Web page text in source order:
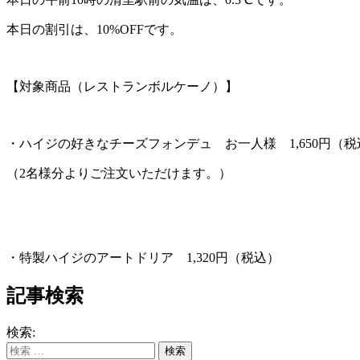
本日の割引は、10%OFFです。
【対象商品（レストランボルケーノ）】
・ハイジの好きなチーズフォンデュ お一人様 1,650円（税
（2名様分よりご注文いただけます。）
・特製ハイジのアートドリア 1,320円（税込）
記事検索
検索: